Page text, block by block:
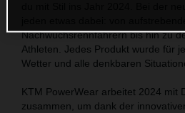
Nachwuchsrennfahrern bis hin zu
Athleten. Jedes Produkt wurde für
Wetter und alle denkbaren
KTM PowerWear arbeitet 2024 mit
zusammen, um dank der